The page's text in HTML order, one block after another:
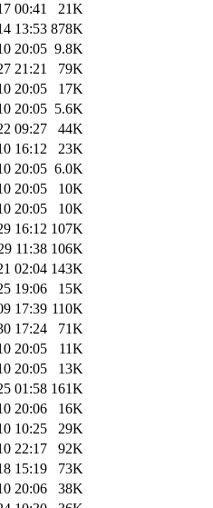
00:41
21K
13:53 878K
20:05 9.8K
21:21
79K
20:05
17K
20:05 5.6K
09:27
44K
16:12
23K
20:05 6.0K
20:05
10K
20:05
10K
16:12 107K
11:38 106K
02:04 143K
19:06
15K
17:39 110K
17:24
71K
20:05
11K
20:05
13K
01:58 161K
20:06
16K
10:25
29K
22:17
92K
15:19
73K
20:06
38K